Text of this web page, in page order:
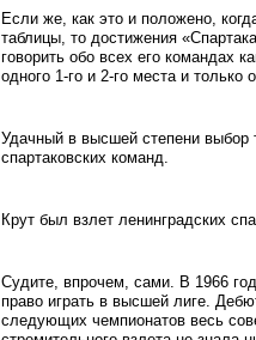
Если же, как это и положено,
таблицы, то достижения
говорить обо всех его командах
одного 1-го и 2-го места и
Удачный в высшей степени выбор
спартаковских команд.
Крут был взлет ленинградских
Судите, впрочем, сами. В 1966
право играть в высшей лиге.
следующих чемпионатов весь